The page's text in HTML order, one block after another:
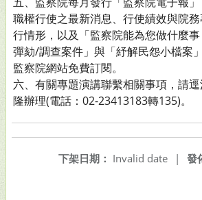
職權行使之最新消息、行使績效與院
行情形，以及「監察院能為您做什麼
彈劾/調查案件」與「紓解民怨小檔案
監察院網站免費訂閱。
六、有關專題演講聯繫相關事項，請
隆辦理(電話：02-23413183轉135)。
發
下架日期： Invalid date
|